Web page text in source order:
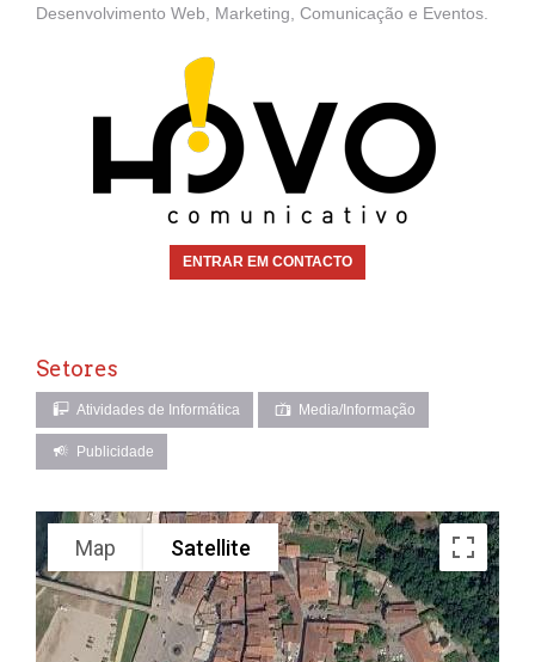
Desenvolvimento Web, Marketing, Comunicação e Eventos.
ENTRAR EM CONTACTO
Setores
Atividades de Informática Media/Informação
Publicidade
Map Satellite